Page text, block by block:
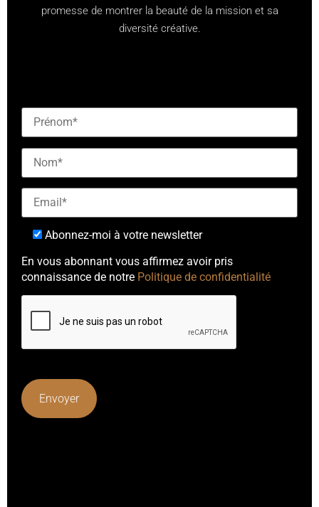
promesse de montrer la beauté de la mission et sa
diversité créative.
Abonnez-moi à votre newsletter
En vous abonnant vous affirmez avoir pris
connaissance de notre Politique de confidentialité